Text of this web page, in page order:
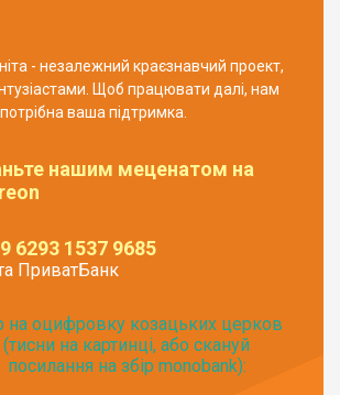
- незалежний краєзнавчий проект,
Щоб працювати далі, нам
потрібна ваша підтримка.
нашим меценатом на
6293 1537 9685
ПриватБанк
на оцифровку козацьких церков
(тисни на картинці, або скануй
посилання на збір monobank):